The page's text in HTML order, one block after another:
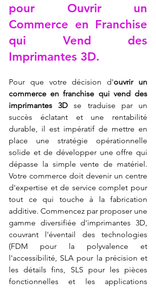
pour Ouvrir un
Commerce en Franchise
qui Vend des
Imprimantes 3D.
Pour que votre décision d'ouvrir un
commerce en franchise qui vend des
imprimantes 3D se traduise par un
succès éclatant et une rentabilité
durable, il est impératif de mettre en
place une stratégie opérationnelle
solide et de développer une offre qui
dépasse la simple vente de matériel.
Votre commerce doit devenir un centre
d'expertise et de service complet pour
tout ce qui touche à la fabrication
additive. Commencez par proposer une
gamme diversifiée d'imprimantes 3D,
couvrant l'éventail des technologies
(FDM pour la polyvalence et
l'accessibilité, SLA pour la précision et
les détails fins, SLS pour les pièces
fonctionnelles et les applications